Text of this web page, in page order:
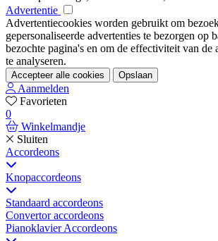
Advertentie
Advertentiecookies worden gebruikt om
gepersonaliseerde advertenties te bezorgen op
bezochte pagina's en om de effectiviteit van de
te analyseren.
Accepteer alle cookies Opslaan
Aanmelden
Favorieten
0
Winkelmandje
Sluiten
Accordeons
Knopaccordeons
Standaard accordeons
Convertor accordeons
Pianoklavier Accordeons